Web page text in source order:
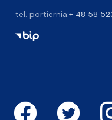
tel. portiernia:+ 48 58